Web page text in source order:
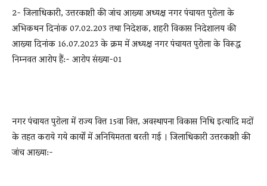
2- जिलाधिकारी, उत्तरकाशी की जांच आख्या अध्यक्ष नगर पंचायत पुरोला के
अभिकथन दिनांक 07.02.203 तथा निदेशक, शहरी विकास निदेशालय की
आख्या दिनांक 16.07.2023 के क्रम में अध्यक्ष नगर पंचायत पुरोला के विरूद्ध
निम्नवत आरोप हैं:- आरोप संख्या-01
नगर पंचायत पुरोला में राज्य वित्त 15वा वित्त, अवस्थापना विकास निधि इत्यादि मदों
के तहत कराये गये कार्यों में अनियिमतता बरती गई । जिलाधिकारी उत्तरकाशी की
जांच आख्या:-